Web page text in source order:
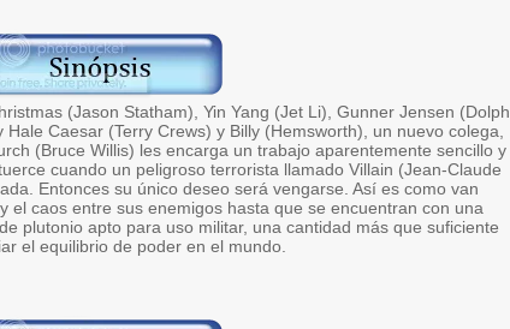
(Jason Statham), Yin Yang (Jet Li), Gunner Jensen (Dolph
Caesar (Terry Crews) y Billy (Hemsworth), un nuevo colega,
(Bruce Willis) les encarga un trabajo aparentemente sencillo y
cuando un peligroso terrorista llamado Villain (Jean-Claude
Entonces su único deseo será vengarse. Así es como van
el caos entre sus enemigos hasta que se encuentran con una
plutonio apto para uso militar, una cantidad más que suficiente
el equilibrio de poder en el mundo.